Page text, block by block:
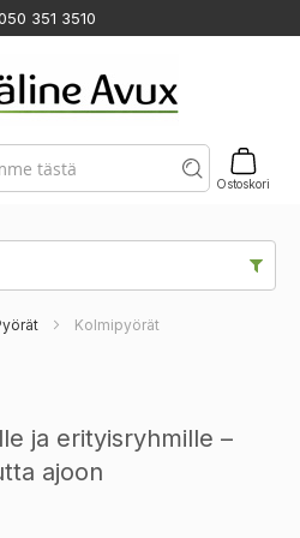
351 3510
Ostoskori
JA
JA
VUOKRAUS
Kolmipyörät
ja erityisryhmille –
ajoon
kun perinteisen